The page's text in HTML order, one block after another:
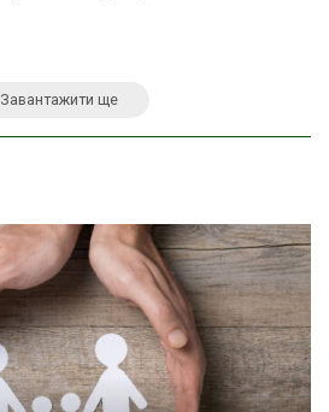
Завантажити ще